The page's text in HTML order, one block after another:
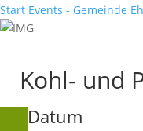
Start Events - Gemeinde
Kohl- und
Datum